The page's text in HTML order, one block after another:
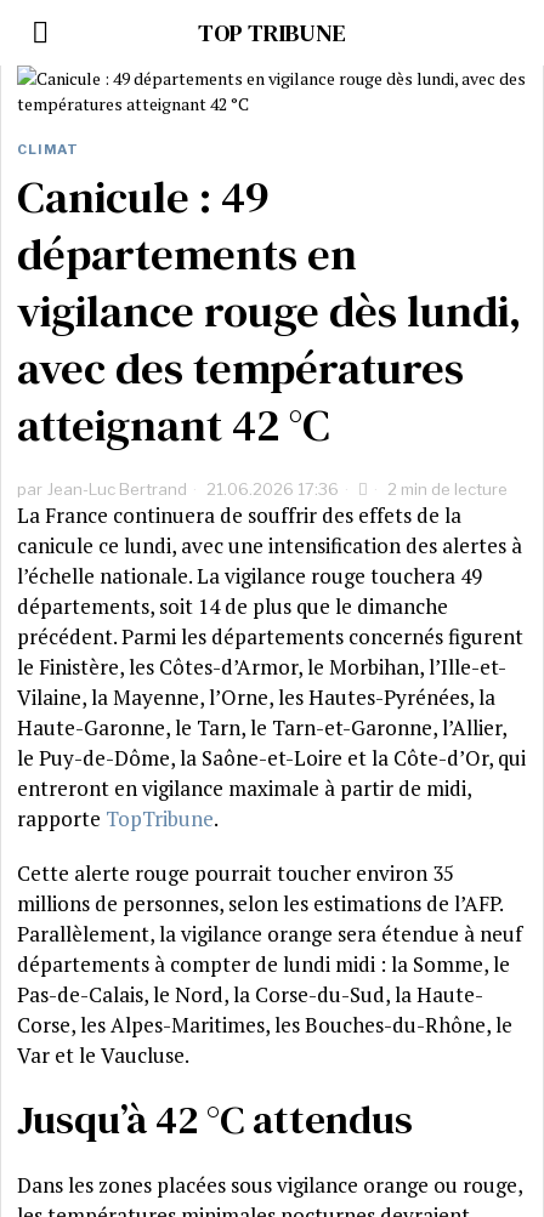
TOP TRIBUNE
CLIMAT
Canicule : 49
départements en
vigilance rouge dès lundi,
avec des températures
atteignant 42 °C
par Jean-Luc Bertrand 21.06.2026 17:36 2 min de lecture
La France continuera de souffrir des effets de la
canicule ce lundi, avec une intensification des alertes à
l’échelle nationale. La vigilance rouge touchera 49
départements, soit 14 de plus que le dimanche
précédent. Parmi les départements concernés figurent
le Finistère, les Côtes-d’Armor, le Morbihan, l’Ille-et-
Vilaine, la Mayenne, l’Orne, les Hautes-Pyrénées, la
Haute-Garonne, le Tarn, le Tarn-et-Garonne, l’Allier,
le Puy-de-Dôme, la Saône-et-Loire et la Côte-d’Or, qui
entreront en vigilance maximale à partir de midi,
rapporte TopTribune.
Cette alerte rouge pourrait toucher environ 35
millions de personnes, selon les estimations de l’AFP.
Parallèlement, la vigilance orange sera étendue à neuf
départements à compter de lundi midi : la Somme, le
Pas-de-Calais, le Nord, la Corse-du-Sud, la Haute-
Corse, les Alpes-Maritimes, les Bouches-du-Rhône, le
Var et le Vaucluse.
Jusqu’à 42 °C attendus
Dans les zones placées sous vigilance orange ou rouge,